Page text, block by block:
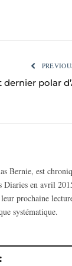
dernier polar
Bernie, est
en avril
prochaine
systématique.